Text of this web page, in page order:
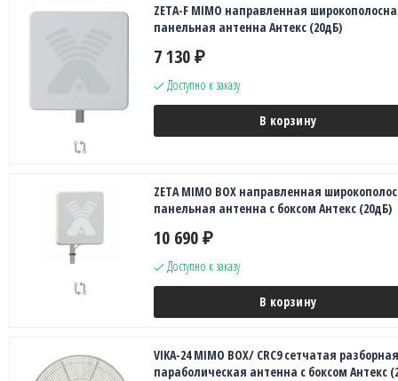
ZETA-F MIMO направленная
панельная антенна Антекс (20дБ)
7 130 ₽
Доступно к заказу
В корзину
ZETA MIMO BOX направленная
панельная антенна с боксом Антекс (20дБ)
10 690 ₽
Доступно к заказу
В корзину
VIKA-24 MIMO BOX/ CRC9 сетчатая разборная
параболическая антенна с боксом Антекс